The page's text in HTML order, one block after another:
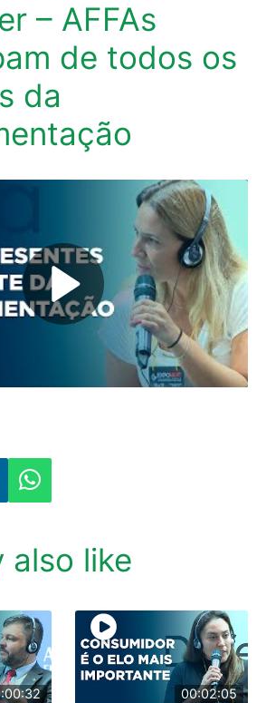
– AFFAs
de todos os
da
also like
00:02:05